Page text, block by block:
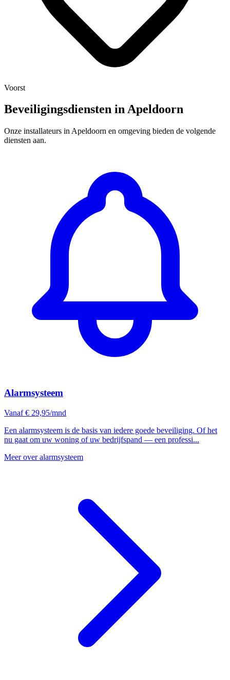
Voorst
Beveiligingsdiensten in Apeldoorn
Onze installateurs in Apeldoorn en omgeving bieden de volgende
diensten aan.
Alarmsysteem
Vanaf € 29,95/mnd
Een alarmsysteem is de basis van iedere goede beveiliging. Of het
nu gaat om uw woning of uw bedrijfspand — een professi...
Meer over alarmsysteem